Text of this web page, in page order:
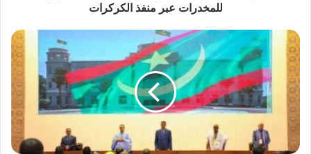
للمخدرات عبر منفذ الكركرات